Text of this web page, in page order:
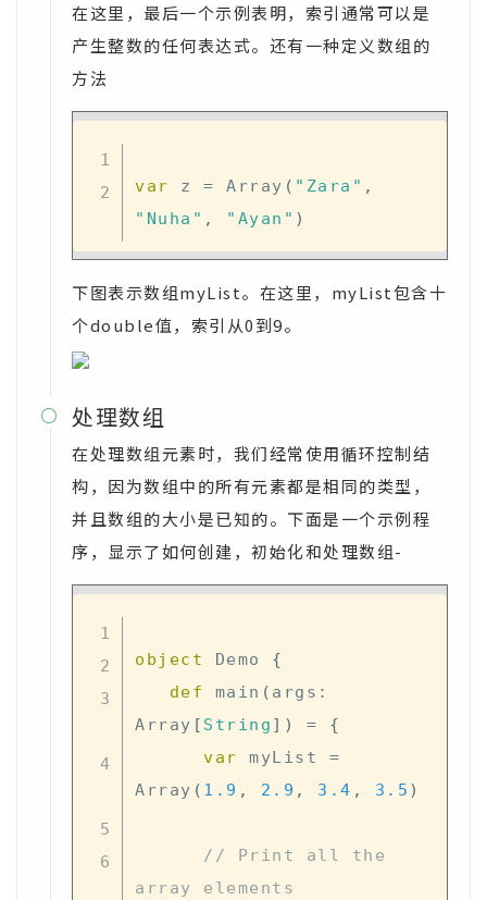
在这里，最后一个示例表明，索引通常可以是
产生整数的任何表达式。还有一种定义数组的
方法
var z = Array ( "Zara" ,
"Nuha" , "Ayan" )
下图表示数组myList。在这里，myList包含十
个double值，索引从0到9。
 处理数组
在处理数组元素时，我们经常使用循环控制结
构，因为数组中的所有元素都是相同的类型，
并且数组的大小是已知的。下面是一个示例程
序，显示了如何创建，初始化和处理数组-
object Demo {
def
main ( args :
Array [ String ] ) =
{
var myList =
Array ( 1.9 , 2.9 , 3.4 , 3.5 )
// Print all the
array elements